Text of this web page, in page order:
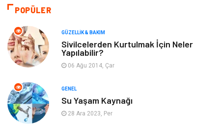
Bilgisayar & Yazılım
Makine
Giyim
Yeme & İçme
Keyif & Hobi Organizasyon
POPÜLER
GÜZELLIK & BAKIM
Sivilcelerden Kurtulmak İçin Neler
Yapılabilir?
06 Ağu 2014, Çar
GENEL
Su Yaşam Kaynağı
28 Ara 2023, Per